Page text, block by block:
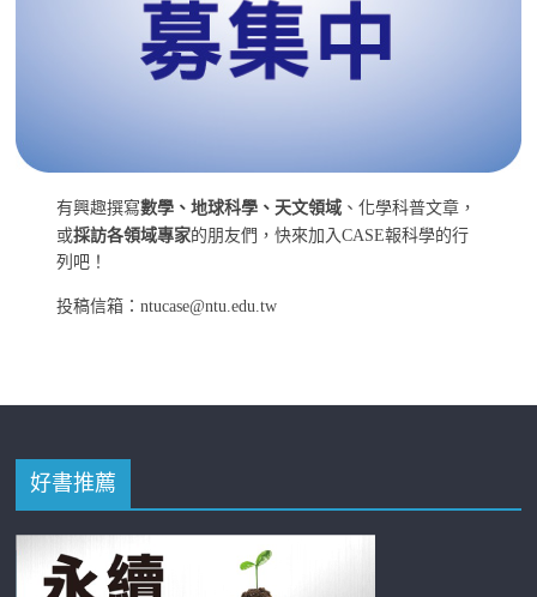
有興趣撰寫數學、地球科學、天文領域 、化學科普文章，
或採訪各領域專家的朋友們，快來加入CASE報科學的行
列吧！
投稿信箱：ntucase@ntu.edu.tw
好書推薦